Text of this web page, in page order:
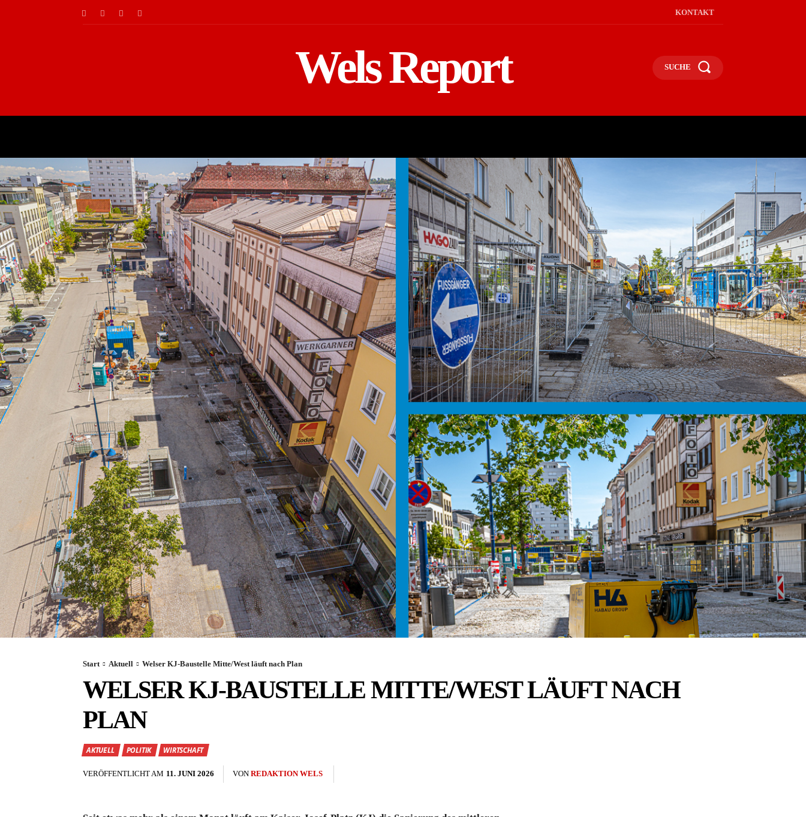
KONTAKT
Wels Report SUCHE
Start Aktuell Welser KJ-Baustelle Mitte/West läuft nach Plan
WELSER KJ-BAUSTELLE MITTE/WEST LÄUFT NACH
PLAN
AKTUELL POLITIK WIRTSCHAFT
VERÖFFENTLICHT AM 11. JUNI 2026 VON REDAKTION WELS